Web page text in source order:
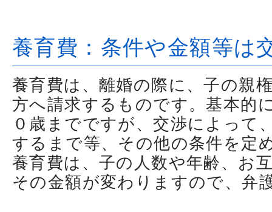
養育費：条件や金額等は
養育費は、離婚の際に、子の親
方へ請求するものです。基本的
０歳までですが、交渉によって
するまで等、その他の条件を定
養育費は、子の人数や年齢、お
その金額が変わりますので、弁